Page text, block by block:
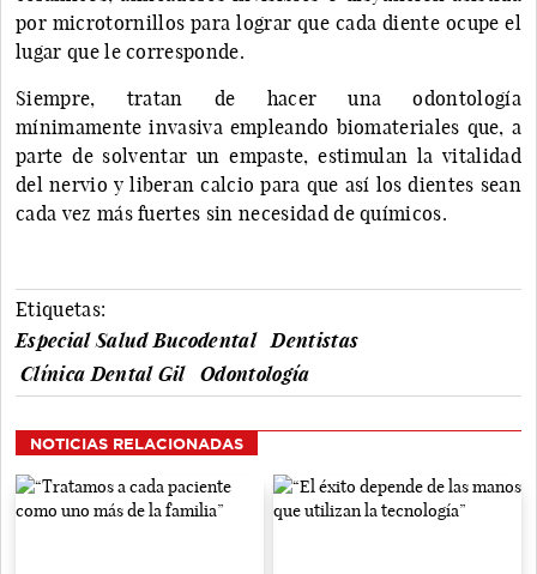
por microtornillos para lograr que cada diente ocupe el
lugar que le corresponde.
Siempre, tratan de hacer una odontología
mínimamente invasiva empleando biomateriales que, a
parte de solventar un empaste, estimulan la vitalidad
del nervio y liberan calcio para que así los dientes sean
cada vez más fuertes sin necesidad de químicos.
Etiquetas:
Especial Salud Bucodental
Dentistas
Clínica Dental Gil
Odontología
NOTICIAS RELACIONADAS